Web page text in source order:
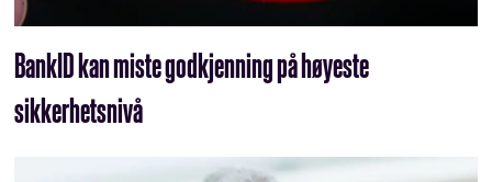
BankID kan miste godkjenning på høyeste
sikkerhetsnivå